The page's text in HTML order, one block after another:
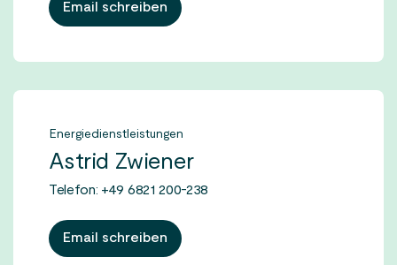
Email schreiben
Energiedienstleistungen
Astrid Zwiener
Telefon: +49 6821 200-238
Email schreiben